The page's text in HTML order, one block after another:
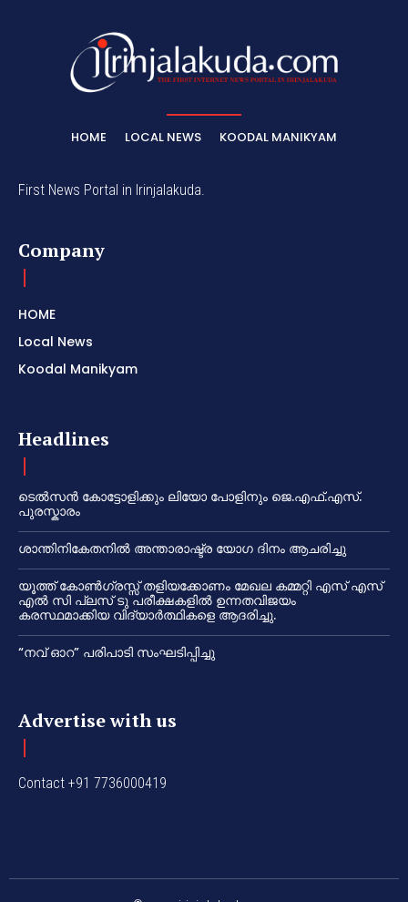
HOME LOCAL NEWS KOODAL MANIKYAM
First News Portal in Irinjalakuda.
Company
HOME
Local News
Koodal Manikyam
Headlines
ടെൽസൻ കോട്ടോളിക്കും ലിയോ പോളിനും ജെ.എഫ്.എസ്.
പുരസ്കാരം
ശാന്തിനികേതനിൽ അന്താരാഷ്ട്ര യോഗ ദിനം ആചരിച്ചു
യൂത്ത് കോൺഗ്രസ്സ് തളിയക്കോണം മേഖല കമ്മറ്റി എസ് എസ്
എൽ സി പ്ലസ് ടു പരീക്ഷകളിൽ ഉന്നതവിജയം
കരസ്ഥമാക്കിയ വിദ്യാർത്ഥികളെ ആദരിച്ചു.
“നവ് ഓറ” പരിപാടി സംഘടിപ്പിച്ചു
Advertise with us
Contact +91 7736000419